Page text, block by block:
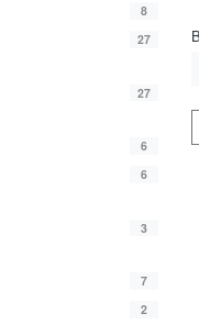
8
27
27
6
6
3
7
2